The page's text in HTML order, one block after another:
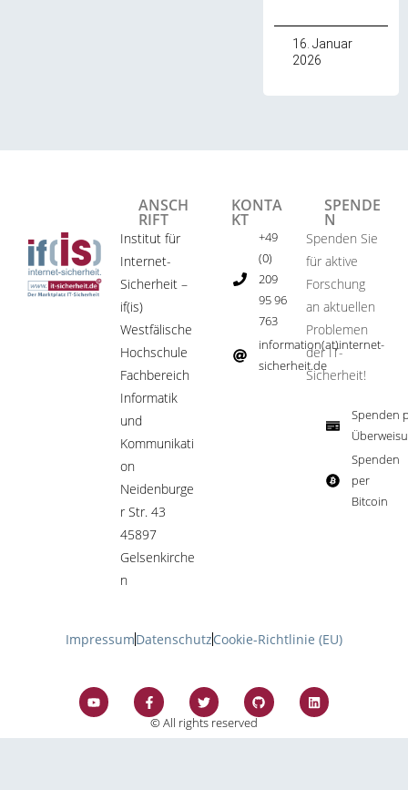
16. Januar
2026
ANSCH
RIFT
Institut für
Internet-
Sicherheit –
if(is)
Westfälische
Hochschule
Fachbereich
Informatik
und
Kommunikati
on
Neidenburge
r Str. 43
45897
Gelsenkirche
n
KONTA
KT
+49
(0)
209
95 96
763
information(at)internet-
sicherheit.de ​
SPENDE
N
Spenden Sie
für aktive
Forschung
an aktuellen
Problemen
der IT-
Sicherheit!​
Spenden
Spenden
per
Bitcoin​
ImpressumDatenschutzCookie-Richtlinie (EU)
© All rights reserved